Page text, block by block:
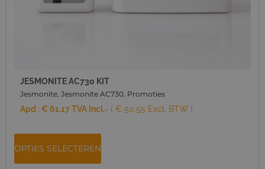
JESMONITE AC730 KIT
Jesmonite, Jesmonite AC730, Promoties
Apd :€61,17TVA Incl.- ( € 50.55 Excl. BTW )
OPTIES SELECTEREN